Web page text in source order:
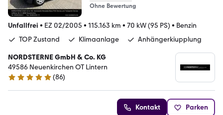
Ohne Bewertung
Unfallfrei • EZ 02/2005 • 115.163 km • 70 kW (95 PS) • Benzin
TOP Zustand
Klimaanlage Anhängerkiupplung
NORDSTERNE GmbH & Co. KG
49586 Neuenkirchen OT Lintern
4.8 Sterne
(86)
Kontakt Parken